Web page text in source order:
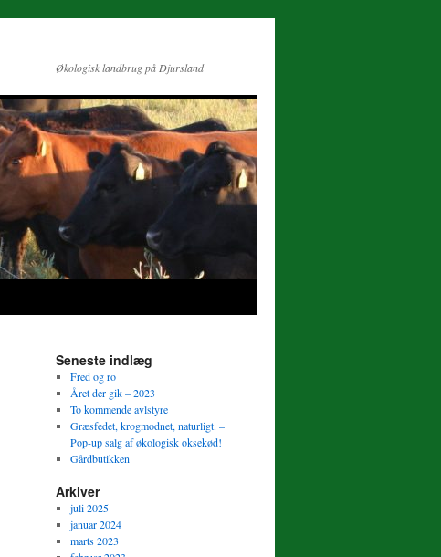
Økologisk landbrug på Djursland
Seneste indlæg
Fred og ro
Året der gik – 2023
To kommende avlstyre
Græsfedet, krogmodnet, naturligt. –
Pop-up salg af økologisk oksekød!
Gårdbutikken
Arkiver
juli 2025
januar 2024
marts 2023